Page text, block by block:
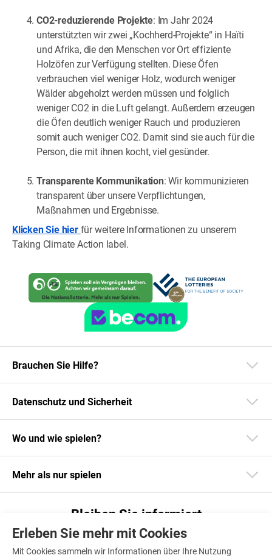
CO2-reduzierende Projekte: Im Jahr 2024
unterstützten wir zwei „Kochherd-Projekte“ in Haïti
und Afrika, die den Menschen vor Ort effiziente
Holzöfen zur Verfügung stellten. Diese Öfen
verbrauchen viel weniger Holz, wodurch weniger
Wälder abgeholzt werden müssen und folglich
weniger CO2 in die Luft gelangt. Außerdem erzeugen
die Öfen deutlich weniger Rauch und produzieren
somit auch weniger CO2. Damit sind sie auch für die
Person, die mit ihnen kocht, viel gesünder.
Transparente Kommunikation: Wir kommunizieren
transparent über unsere Verpflichtungen,
Maßnahmen und Ergebnisse.
Klicken Sie hierfür weitere Informationen zu unserem
Taking Climate Action label.
Erleben Sie mehr mit Cookies
Mit Cookies sammeln wir Informationen über Ihre Nutzung
Brauchen Sie Hilfe?
Datenschutz und Sicherheit
Wo und wie spielen?
Mehr als nur spielen
Bleiben Sie informiert
Laden Sie unsere App herunter